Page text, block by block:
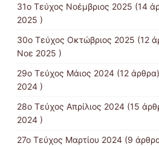
31ο Τεύχος Νοέμβριος 2025 (14
2025 )
30ο Τεύχος Οκτώβριος 2025 (12
Νοε 2025 )
29ο Τεύχος Μάιος 2024(12
2024 )
28ο Τεύχος Απρίλιος 2024(15
2024 )
27ο Τεύχος Μαρτίου 2024(9